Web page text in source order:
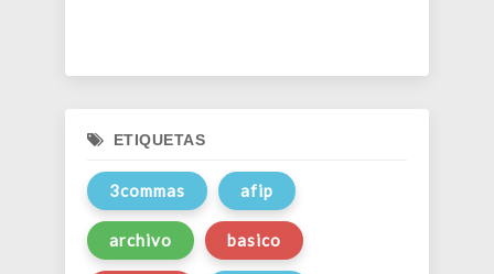
ETIQUETAS
3commas afip
archivo basico